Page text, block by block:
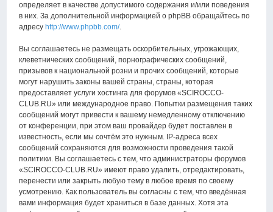
определяет в качестве допустимого содержания и/или поведения
в них. За дополнительной информацией о phpBB обращайтесь по
адресу http://www.phpbb.com/.
Вы соглашаетесь не размещать оскорбительных, угрожающих,
клеветнических сообщений, порнографических сообщений,
призывов к национальной розни и прочих сообщений, которые
могут нарушить законы вашей страны, страны, которая
предоставляет услуги хостинга для форумов «SCIROCCO-
CLUB.RU» или международное право. Попытки размещения таких
сообщений могут привести к вашему немедленному отключению
от конференции, при этом ваш провайдер будет поставлен в
известность, если мы сочтём это нужным. IP-адреса всех
сообщений сохраняются для возможности проведения такой
политики. Вы соглашаетесь с тем, что администраторы форумов
«SCIROCCO-CLUB.RU» имеют право удалить, отредактировать,
перенести или закрыть любую тему в любое время по своему
усмотрению. Как пользователь вы согласны с тем, что введённая
вами информация будет храниться в базе данных. Хотя эта